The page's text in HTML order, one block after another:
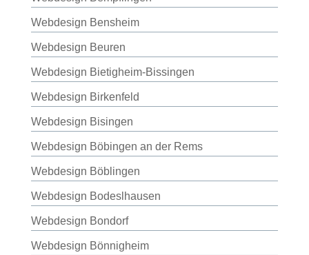
Webdesign Bensheim
Webdesign Beuren
Webdesign Bietigheim-Bissingen
Webdesign Birkenfeld
Webdesign Bisingen
Webdesign Böbingen an der Rems
Webdesign Böblingen
Webdesign Bodeslhausen
Webdesign Bondorf
Webdesign Bönnigheim